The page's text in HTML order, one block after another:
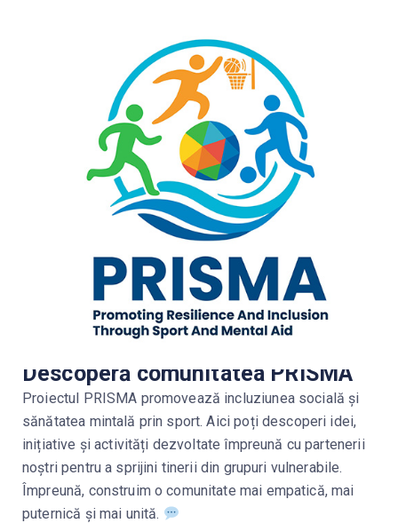
Descoperă comunitatea PRISMA
Proiectul PRISMA promovează incluziunea socială și
sănătatea mintală prin sport. Aici poți descoperi idei,
inițiative și activități dezvoltate împreună cu partenerii
noștri pentru a sprijini tinerii din grupuri vulnerabile.
Împreună, construim o comunitate mai empatică, mai
puternică și mai unită.